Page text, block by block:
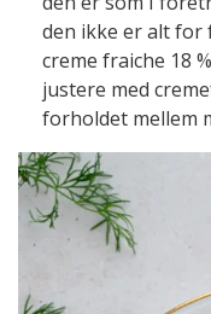
den ikke er alt for
creme fraiche 18
justere med
forholdet mellem